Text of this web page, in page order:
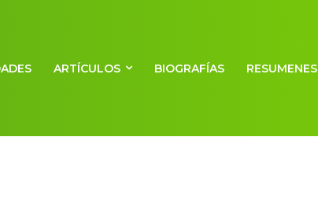
ARTÍCULOS BIOGRAFÍAS RESUMENES